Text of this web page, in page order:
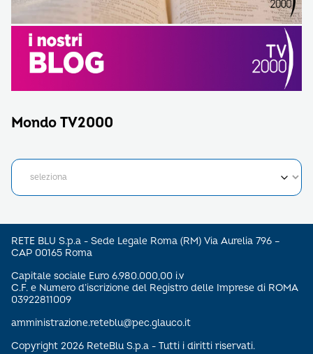
Mondo TV2000
RETE BLU S.p.a - Sede Legale Roma (RM) Via Aurelia 796 –
CAP 00165 Roma
Capitale sociale Euro 6.980.000,00 i.v
C.F. e Numero d’iscrizione del Registro delle Imprese di ROMA
03922811009
amministrazione.reteblu@pec.glauco.it
Copyright 2026 ReteBlu S.p.a - Tutti i diritti riservati.